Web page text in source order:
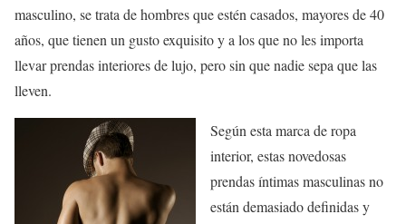
masculino, se trata de hombres que estén casados, mayores de 40
años, que tienen un gusto exquisito y a los que no les importa
llevar prendas interiores de lujo, pero sin que nadie sepa que las
lleven.
Según esta marca de ropa
interior, estas novedosas
prendas íntimas masculinas no
están demasiado definidas y